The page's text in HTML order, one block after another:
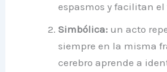
espasmos y facilitan
Simbólica: un acto
siempre en la misma
cerebro aprende a